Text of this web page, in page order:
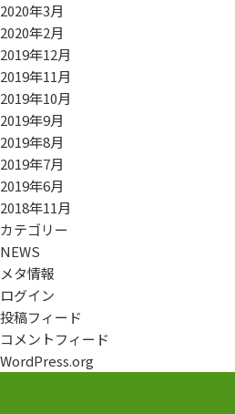
2020年3月
2020年2月
2019年12月
2019年11月
2019年10月
2019年9月
2019年8月
2019年7月
2019年6月
2018年11月
カテゴリー
NEWS
メタ情報
ログイン
投稿フィード
コメントフィード
WordPress.org